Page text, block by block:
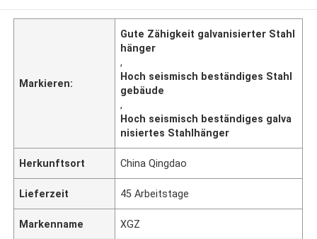
Markieren:
Gute Zähigkeit galvanisierter Stahl
hänger
,
Hoch seismisch beständiges Stahl
gebäude
,
Hoch seismisch beständiges galva
nisiertes Stahlhänger
Herkunftsort China Qingdao
Lieferzeit 45 Arbeitstage
Markenname XGZ